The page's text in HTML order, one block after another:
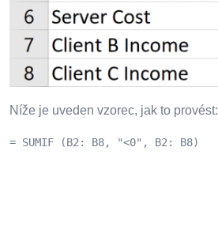
Níže je uveden vzorec, jak to provést:
= SUMIF (B2: B8, "<0", B2: B8)